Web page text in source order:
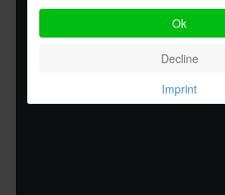
Ok
Decline
Imprint